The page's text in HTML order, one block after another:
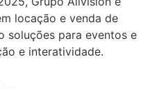
locação e venda de
soluções para eventos e
e interatividade.